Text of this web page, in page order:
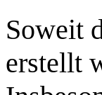
Soweit
erstellt